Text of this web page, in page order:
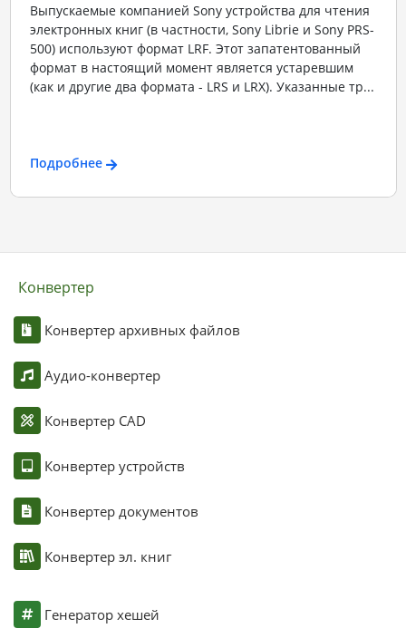
Выпускаемые компанией Sony устройства для чтения
электронных книг (в частности, Sony Librie и Sony PRS-
500) используют формат LRF. Этот запатентованный
формат в настоящий момент является устаревшим
(как и другие два формата - LRS и LRX). Указанные тр...
Подробнее
Конвертер
Конвертер архивных файлов
Аудио-конвертер
Конвертер CAD
Конвертер устройств
Конвертер документов
Конвертер эл. книг
Генератор хешей